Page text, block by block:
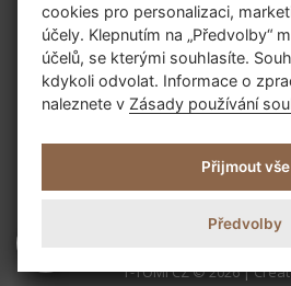
SLEDUJTE
T-TOMI CZ © 2026 |
cookies pro personalizaci,
účely. Klepnutím na „Předvolby“
účelů, se kterými souhlasíte.
kdykoli odvolat. Informace o
naleznete v Zásady používání
Přijmout vše
Předvolby